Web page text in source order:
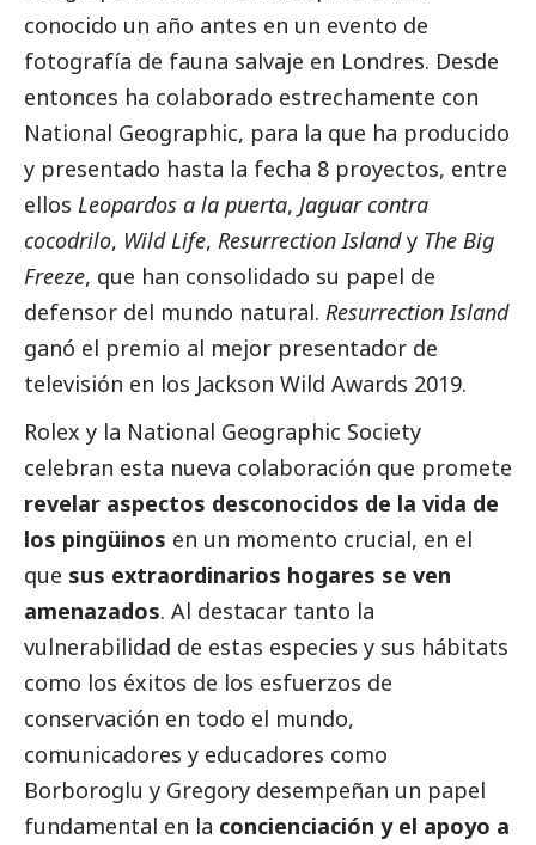
conocido un año antes en un evento de
fotografía de fauna salvaje en Londres. Desde
entonces ha colaborado estrechamente con
National Geographic, para la que ha producido
y presentado hasta la fecha 8 proyectos, entre
ellos Leopardos a la puerta, Jaguar contra
cocodrilo, Wild Life, Resurrection Islandy The Big
Freeze, que han consolidado su papel de
defensor del mundo natural. Resurrection Island
ganó el premio al mejor presentador de
televisión en los Jackson Wild Awards 2019.
Rolex y la National Geographic Society
celebran esta nueva colaboración que promete
revelar aspectos desconocidos de la vida de
los pingüinos en un momento crucial, en el
que sus extraordinarios hogares se ven
amenazados. Al destacar tanto la
vulnerabilidad de estas especies y sus hábitats
como los éxitos de los esfuerzos de
conservación en todo el mundo,
comunicadores y educadores como
Borboroglu y Gregory desempeñan un papel
fundamental en la concienciación y el apoyo a